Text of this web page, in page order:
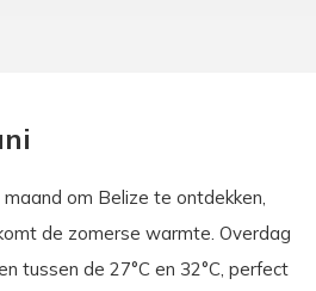
om Belize te ontdekken,
de zomerse warmte. Overdag
tussen de 27°C en 32°C, perfect